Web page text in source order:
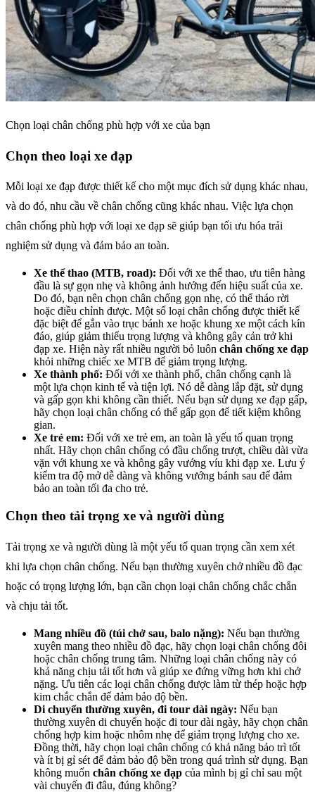
Chọn loại chân chống phù hợp với xe của bạn
Chọn theo loại xe đạp
Mỗi loại xe đạp được thiết kế cho một mục đích sử dụng khác nhau,
và do đó, nhu cầu về chân chống cũng khác nhau. Việc lựa chọn
chân chống phù hợp với loại xe đạp sẽ giúp bạn tối ưu hóa trải
nghiệm sử dụng và đảm bảo an toàn.
Xe thể thao (MTB, road): Đối với xe thể thao, ưu tiên hàng
đầu là sự gọn nhẹ và không ảnh hưởng đến hiệu suất của xe.
Do đó, bạn nên chọn chân chống gọn nhẹ, có thể tháo rời
hoặc điều chỉnh được. Một số loại chân chống được thiết kế
đặc biệt để gắn vào trục bánh xe hoặc khung xe một cách kín
đáo, giúp giảm thiểu trọng lượng và không gây cản trở khi
đạp xe. Hiện này rất nhiều người bỏ luôn chân chống xe đạp
khỏi những chiếc xe MTB để giảm trọng lượng.
Xe thành phố: Đối với xe thành phố, chân chống cạnh là
một lựa chọn kinh tế và tiện lợi. Nó dễ dàng lắp đặt, sử dụng
và gấp gọn khi không cần thiết. Nếu bạn sử dụng xe đạp gấp,
hãy chọn loại chân chống có thể gấp gọn để tiết kiệm không
gian.
Xe trẻ em: Đối với xe trẻ em, an toàn là yếu tố quan trọng
nhất. Hãy chọn chân chống có đầu chống trượt, chiều dài vừa
vặn với khung xe và không gây vướng víu khi đạp xe. Lưu ý
kiểm tra độ mở dễ dàng và không vướng bánh sau để đảm
bảo an toàn tối đa cho trẻ.
Chọn theo tải trọng xe và người dùng
Tải trọng xe và người dùng là một yếu tố quan trọng cần xem xét
khi lựa chọn chân chống. Nếu bạn thường xuyên chở nhiều đồ đạc
hoặc có trọng lượng lớn, bạn cần chọn loại chân chống chắc chắn
và chịu tải tốt.
Mang nhiều đồ (túi chở sau, balo nặng): Nếu bạn thường
xuyên mang theo nhiều đồ đạc, hãy chọn loại chân chống đôi
hoặc chân chống trung tâm. Những loại chân chống này có
khả năng chịu tải tốt hơn và giúp xe đứng vững hơn khi chở
nặng. Ưu tiên các loại chân chống được làm từ thép hoặc hợp
kim chắc chắn để đảm bảo độ bền.
Di chuyển thường xuyên, đi tour dài ngày: Nếu bạn
thường xuyên di chuyển hoặc đi tour dài ngày, hãy chọn chân
chống hợp kim hoặc nhôm nhẹ để giảm trọng lượng cho xe.
Đồng thời, hãy chọn loại chân chống có khả năng bảo trì tốt
và ít bị gỉ sét để đảm bảo độ bền trong quá trình sử dụng. Bạn
không muốn chân chống xe đạp của mình bị gỉ chỉ sau một
vài chuyến đi đâu, đúng không?